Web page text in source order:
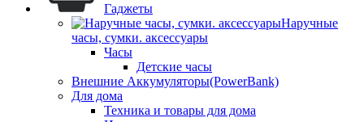
Гаджеты
Наручные
часы, сумки. аксессуары
Часы
Детские часы
Внешние Аккумуляторы(PowerBank)
Для дома
Техника и товары для дома